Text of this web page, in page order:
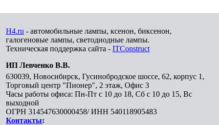
H4.ru - автомобильные лампы, ксенон, биксенон,
галогеновые лампы, светодиодные лампы.
Техническая поддержка сайта - ITConstruct
ИП Левченко В.В.
630039, Новосибирск, Гусинобродское шоссе, 62, корпус 1,
Торговый центр "Пионер", 2 этаж, Офис 3
Часы работы офиса: Пн-Пт с 10 до 18, Сб с 10 до 15, Вс
выходной
ОГРН 314547630000458/ ИНН 540118905483
Контакты: